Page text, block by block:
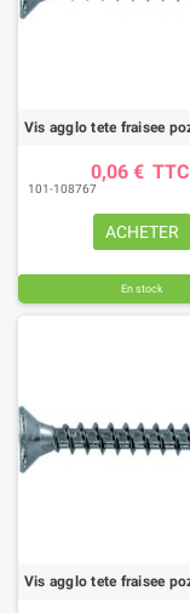
0,06 € TTC
101-108767
ACHETER
En stock